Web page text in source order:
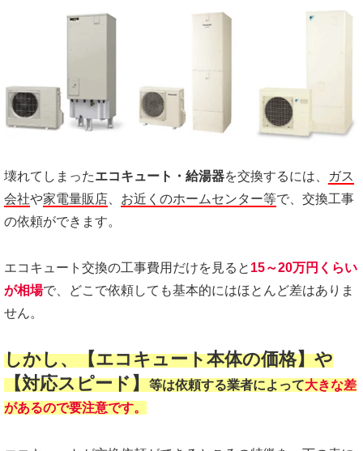
壊れてしまったエコキュート・給湯器を交換するには、
ガス
会社や家電量販店 お近くのホームセンター等で、交換工事
の依頼ができます。
エコキュート交換の工事費用だけを見ると 15～20万円くらい
が相場で、どこで依頼しても基本的にはほとんど差はありま
せん。
しかし、【エコキュート本体の価格】や
【対応スピード】等は依頼する業者によって大きな差
があるので要注意です。